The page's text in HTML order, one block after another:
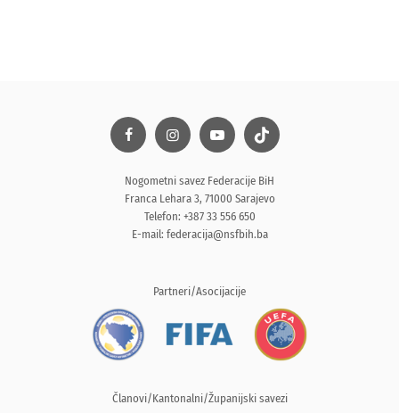
Nogometni savez Federacije BiH
Franca Lehara 3, 71000 Sarajevo
Telefon: +387 33 556 650
E-mail: federacija@nsfbih.ba
Partneri/Asocijacije
Članovi/Kantonalni/Županijski savezi